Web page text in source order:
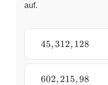
auf.
45,
128
45,312, 128
602,
602, 215, 98